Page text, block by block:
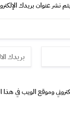
نشر عنوان بريدك
وموقع الويب في هذا